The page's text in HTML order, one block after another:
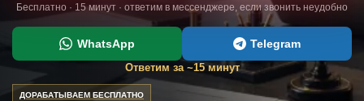
Бесплатно · 15 минут · ответим в мессенджере, если звонить неудобно
WhatsApp Telegram
Ответим за ~15 минут
ДОРАБАТЫВАЕМ БЕСПЛАТНО